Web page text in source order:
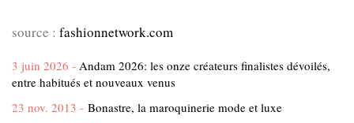
source : fashionnetwork.com
3 juin 2026 - Andam 2026: les onze créateurs finalistes dévoilés,
entre habitués et nouveaux venus
23 nov. 2013 - Bonastre, la maroquinerie mode et luxe